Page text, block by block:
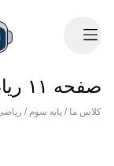
صفحه ۱۱ ریاضی سوم
کلاس ما / پایه سوم /